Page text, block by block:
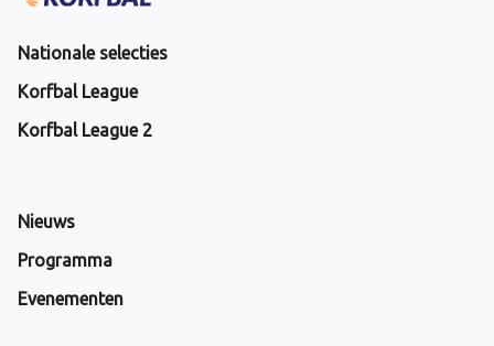
Nationale selecties
Korfbal League
Korfbal League 2
Nieuws
Programma
Evenementen